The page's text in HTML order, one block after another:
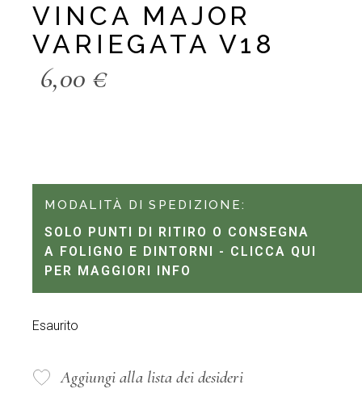
VINCA MAJOR
VARIEGATA V18
6,00 €
MODALITÀ DI SPEDIZIONE:
SOLO PUNTI DI RITIRO O CONSEGNA
A FOLIGNO E DINTORNI - CLICCA QUI
PER MAGGIORI INFO
Esaurito
Aggiungi alla lista dei desideri